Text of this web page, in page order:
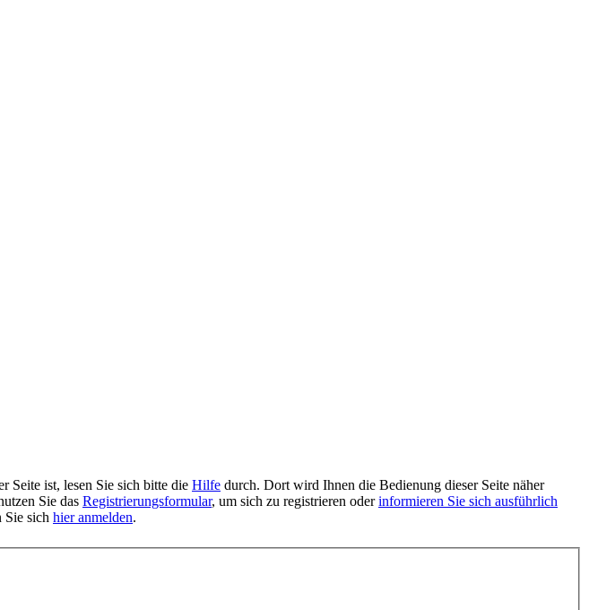
Seite ist, lesen Sie sich bitte die Hilfe durch. Dort wird Ihnen die Bedienung dieser Seite näher
Sie das Registrierungsformular, um sich zu registrieren oderinformieren Sie sich ausführlich
Sie sich hier anmelden.